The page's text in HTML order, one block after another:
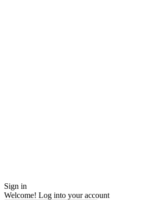
Sign in
Welcome! Log into your account